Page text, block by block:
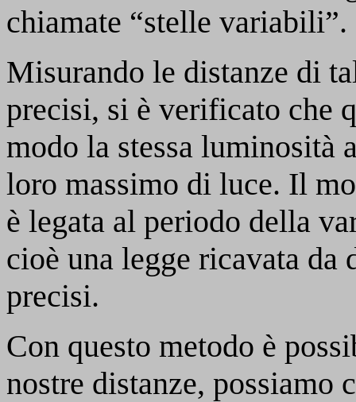
chiamate “stelle variabili”.
Misurando le distanze di
precisi, si è verificato che
modo la stessa luminosità
loro massimo di luce. Il
è legata al periodo della
cioè una legge ricavata
precisi.
Con questo metodo è
nostre distanze, possiamo